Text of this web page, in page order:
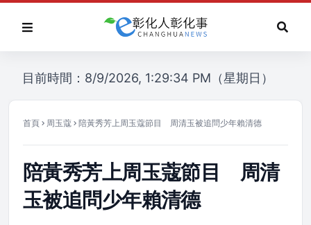
目前時間：8/9/2026, 1:29:34 PM（星期日）
首頁 周玉蔻 陪黃秀芳上周玉蔻節目 周清玉被追問少年賴清德
陪黃秀芳上周玉蔻節目 周清
玉被追問少年賴清德